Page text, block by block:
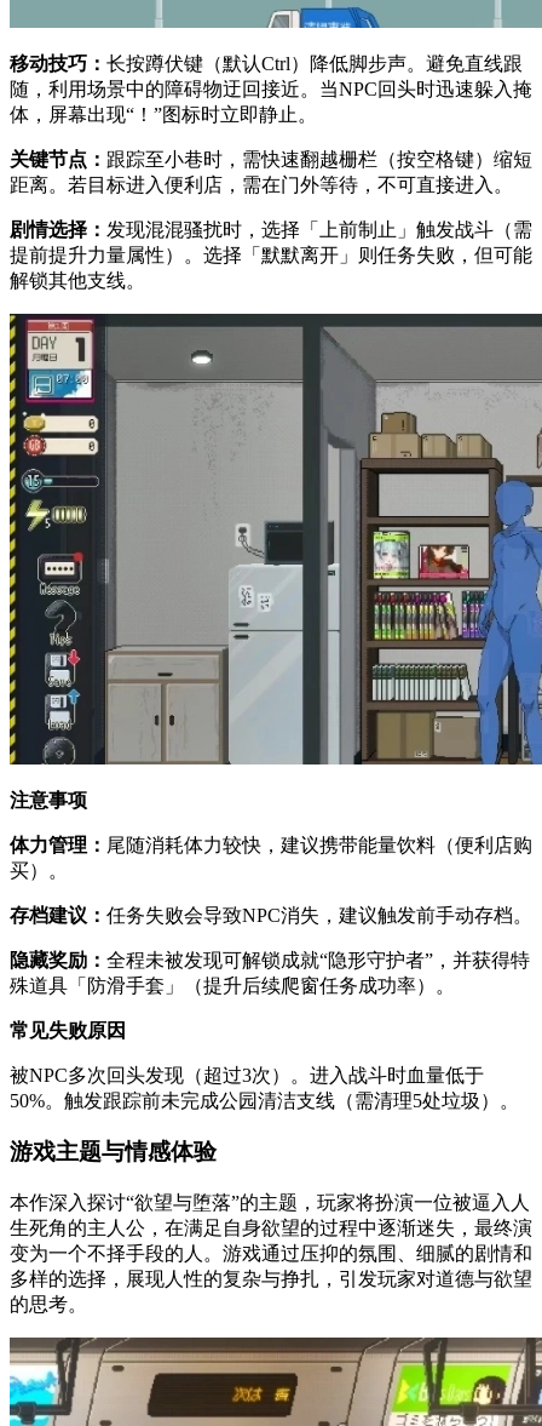
移动技巧： 长按蹲伏键（默认Ctrl）降低脚步声。避免直线跟
随，利用场景中的障碍物迂回接近。当NPC回头时迅速躲入掩
体，屏幕出现“！”图标时立即静止。
关键节点： 跟踪至小巷时，需快速翻越栅栏（按空格键）缩短
距离。若目标进入便利店，需在门外等待，不可直接进入。
剧情选择： 发现混混骚扰时，选择「上前制止」触发战斗（需
提前提升力量属性）。选择「默默离开」则任务失败，但可能
解锁其他支线。
注意事项
体力管理： 尾随消耗体力较快，建议携带能量饮料（便利店购
买）。
存档建议： 任务失败会导致NPC消失，建议触发前手动存档。
隐藏奖励： 全程未被发现可解锁成就“隐形守护者”，并获得特
殊道具「防滑手套」（提升后续爬窗任务成功率）。
常见失败原因
被NPC多次回头发现（超过3次）。进入战斗时血量低于
50%。触发跟踪前未完成公园清洁支线（需清理5处垃圾）。
游戏主题与情感体验
本作深入探讨“欲望与堕落”的主题，玩家将扮演一位被逼入人
生死角的主人公，在满足自身欲望的过程中逐渐迷失，最终演
变为一个不择手段的人。游戏通过压抑的氛围、细腻的剧情和
多样的选择，展现人性的复杂与挣扎，引发玩家对道德与欲望
的思考。